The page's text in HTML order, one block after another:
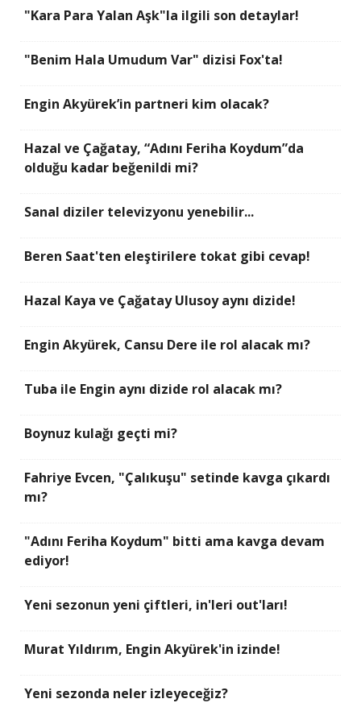
"Kara Para Yalan Aşk"la ilgili son detaylar!
"Benim Hala Umudum Var" dizisi Fox'ta!
Engin Akyürek’in partneri kim olacak?
Hazal ve Çağatay, “Adını Feriha Koydum”da
olduğu kadar beğenildi mi?
Sanal diziler televizyonu yenebilir...
Beren Saat'ten eleştirilere tokat gibi cevap!
Hazal Kaya ve Çağatay Ulusoy aynı dizide!
Engin Akyürek, Cansu Dere ile rol alacak mı?
Tuba ile Engin aynı dizide rol alacak mı?
Boynuz kulağı geçti mi?
Fahriye Evcen, "Çalıkuşu" setinde kavga çıkardı
mı?
"Adını Feriha Koydum" bitti ama kavga devam
ediyor!
Yeni sezonun yeni çiftleri, in'leri out'ları!
Murat Yıldırım, Engin Akyürek'in izinde!
Yeni sezonda neler izleyeceğiz?